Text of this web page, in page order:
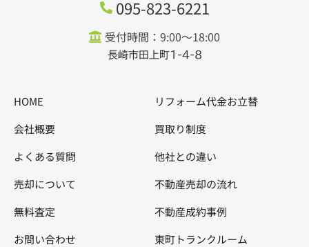
095-823-6221
受付時間：9:00～18:00
長崎市田上町1-4-8
HOME
会社概要
よくある質問
売却について
無料査定
お問い合わせ
リフォーム代金お立替
買取り制度
他社との違い
不動産売却の流れ
不動産成約事例
東町トランクルーム